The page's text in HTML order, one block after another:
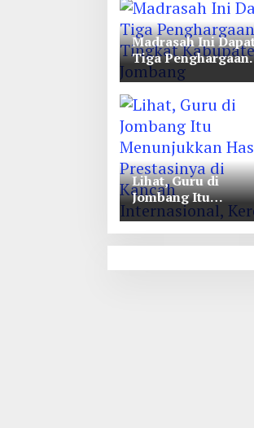
Dapat Motor
Madrasah Ini
Tiga Penghargaan
Tingkat Kabupaten
Lihat, Guru di
Jombang Itu
Menunjukkan Hasil
Prestasinya di
Kancah